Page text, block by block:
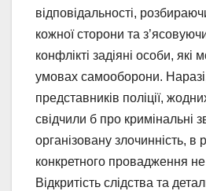
відповідальності,
кожної сторони та
конфлікті задіяні особи, які
умовах самооборони.
представників поліції,
свідчили б про кримінальні
організовану злочинність, в
конкретного провадження
Відкритість слідства та